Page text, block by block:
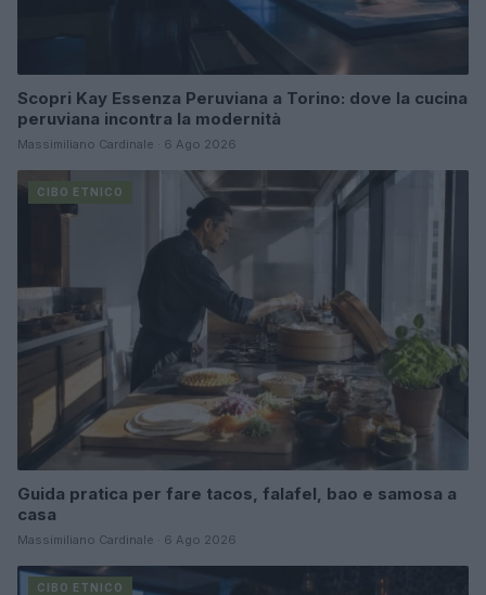
Scopri Kay Essenza Peruviana a Torino: dove la cucina
peruviana incontra la modernità
Massimiliano Cardinale · 6 Ago 2026
CIBO ETNICO
Guida pratica per fare tacos, falafel, bao e samosa a
casa
Massimiliano Cardinale · 6 Ago 2026
CIBO ETNICO